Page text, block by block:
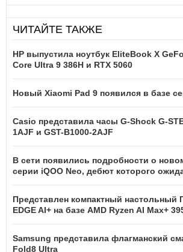
ЧИТАЙТЕ ТАКЖЕ
HP выпустила ноутбук EliteBook X
Core Ultra 9 386H и RTX 5060
Новый Xiaomi Pad 9 появился в базе
Casio представила часы G-Shock G-
1AJF и GST-B1000-2AJF
В сети появились подробности о
серии iQOO Neo, дебют которого
Представлен компактный настольный
EDGE AI+ на базе AMD Ryzen AI Max+
Samsung представила флагманский
Fold8 Ultra